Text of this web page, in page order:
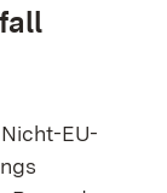
EU-